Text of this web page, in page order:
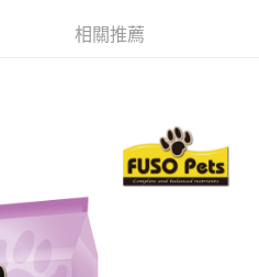
相關推薦